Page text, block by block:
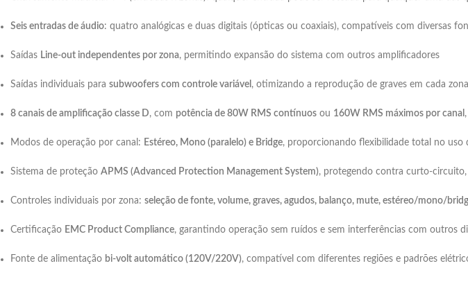
Seis entradas de áudio: quatro analógicas e duas digitais (ópticas ou coaxiais), compatíveis com diversas
Saídas Line-out independentes por zona, permitindo expansão do sistema com outros amplificadores
Saídas individuais para subwoofers com controle variável , otimizando a reprodução de graves em cada zona
8 canais de amplificação classe D, com potência de 80W RMS contínuos ou 160W RMS máximos por canal
Modos de operação por canal: Estéreo, Mono (paralelo) e Bridge, proporcionando flexibilidade total no uso
Sistema de proteção APMS (Advanced Protection Management System), protegendo contra curto-circuito,
Controles individuais por zona: seleção de fonte, volume, graves, agudos, balanço, mute, estéreo/mono/
Certificação EMC Product Compliance, garantindo operação sem ruídos e sem interferências com outros
Fonte de alimentação bi-volt automático (120V/220V), compatível com diferentes regiões e padrões